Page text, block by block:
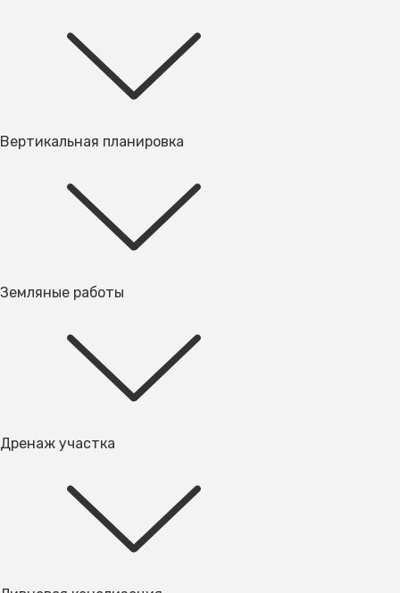
Вертикальная планировка
Земляные работы
Дренаж участка